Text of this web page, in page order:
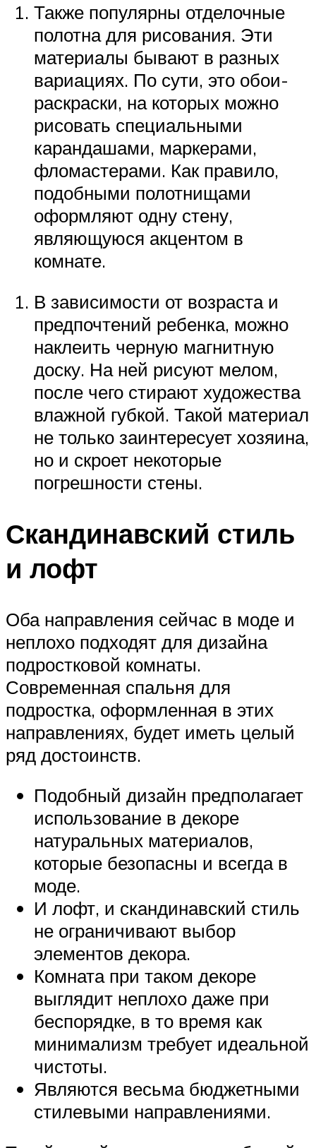
Также популярны отделочные
полотна для рисования. Эти
материалы бывают в разных
вариациях. По сути, это обои-
раскраски, на которых можно
рисовать специальными
карандашами, маркерами,
фломастерами. Как правило,
подобными полотнищами
оформляют одну стену,
являющуюся акцентом в
комнате.
В зависимости от возраста и
предпочтений ребенка, можно
наклеить черную магнитную
доску. На ней рисуют мелом,
после чего стирают художества
влажной губкой. Такой материал
не только заинтересует хозяина,
но и скроет некоторые
погрешности стены.
Скандинавский стиль
и лофт
Оба направления сейчас в моде и
неплохо подходят для дизайна
подростковой комнаты.
Современная спальня для
подростка, оформленная в этих
направлениях, будет иметь целый
ряд достоинств.
Подобный дизайн предполагает
использование в декоре
натуральных материалов,
которые безопасны и всегда в
моде.
И лофт, и скандинавский стиль
не ограничивают выбор
элементов декора.
Комната при таком декоре
выглядит неплохо даже при
беспорядке, в то время как
минимализм требует идеальной
чистоты.
Являются весьма бюджетными
стилевыми направлениями.